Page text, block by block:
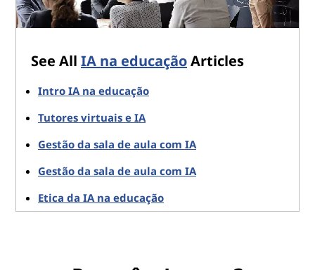
See All IA na educaçãoArticles
Intro IA na educação
Tutores virtuais e IA
Gestão da sala de aula com IA
Gestão da sala de aula com IA
Etica da IA na educação